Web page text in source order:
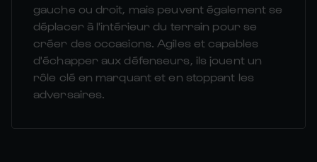
gauche ou droit, mais peuvent également se
déplacer à l'intérieur du terrain pour se
créer des occasions. Agiles et capables
d'échapper aux défenseurs, ils jouent un
rôle clé en marquant et en stoppant les
adversaires.